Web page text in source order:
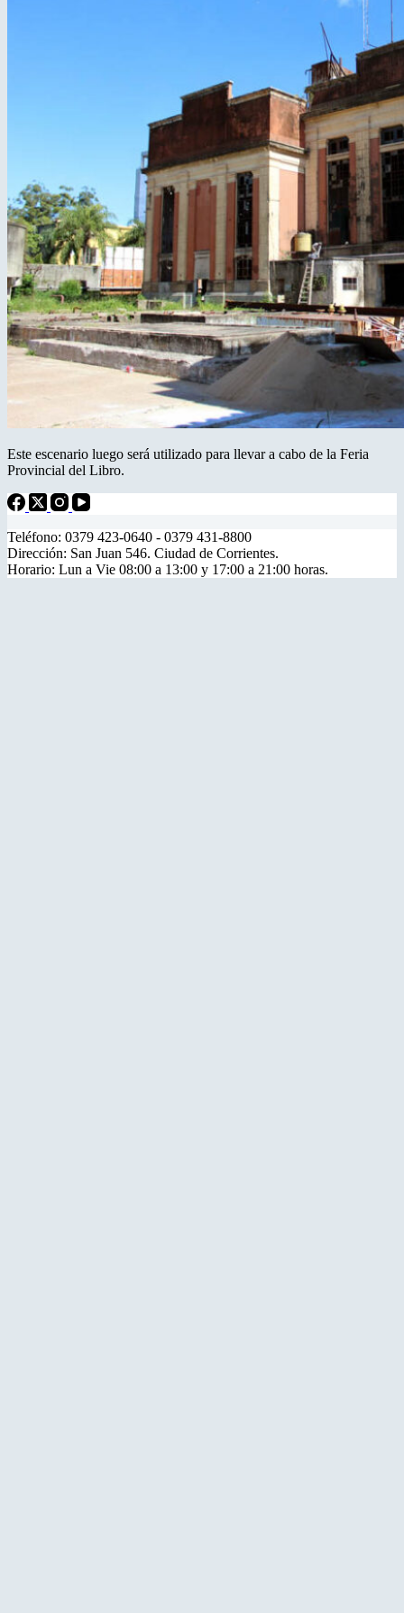
Este escenario luego será utilizado para llevar a cabo de la Feria
Provincial del Libro.
Teléfono: 0379 423-0640 - 0379 431-8800
Dirección: San Juan 546. Ciudad de Corrientes.
Horario: Lun a Vie 08:00 a 13:00 y 17:00 a 21:00 horas.